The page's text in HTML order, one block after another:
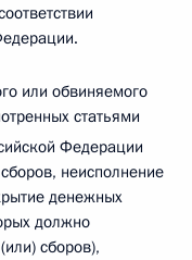
или обвиняемого
статьями
Федерации
неисполнение
денежных
должно
сборов),